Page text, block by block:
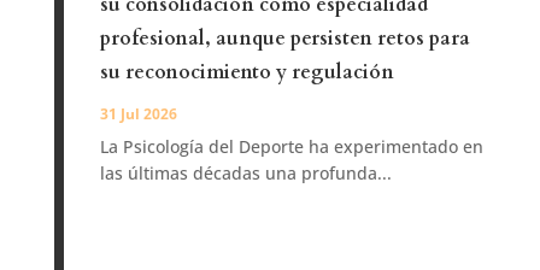
profesional, aunque persisten retos para
su reconocimiento y regulación
31 Jul 2026
La Psicología del Deporte ha experimentado en
las últimas décadas una profunda...